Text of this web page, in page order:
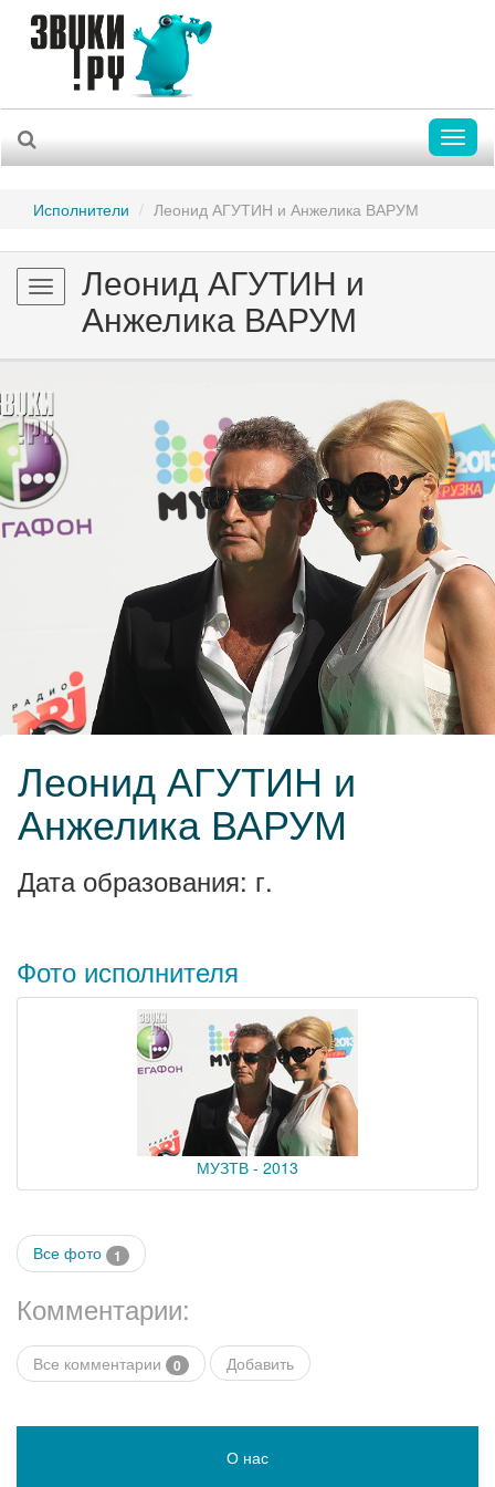
Исполнители Леонид АГУТИН и Анжелика ВАРУМ
Toggle
navigation
Леонид АГУТИН и
Анжелика ВАРУМ
Леонид АГУТИН и
Анжелика ВАРУМ
Дата образования: г.
Фото исполнителя
МУЗТВ - 2013
Все фото 1
Комментарии:
Все комментарии 0 Добавить
О нас